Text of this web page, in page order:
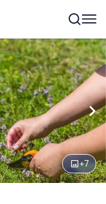
+7
Regala
Modifica
Modifica
1